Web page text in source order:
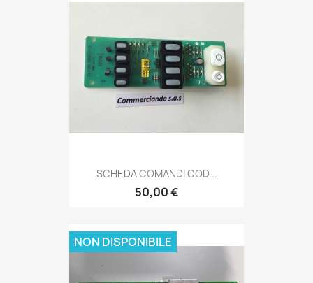
SCHEDA COMANDI COD...
50,00 €
NON DISPONIBILE